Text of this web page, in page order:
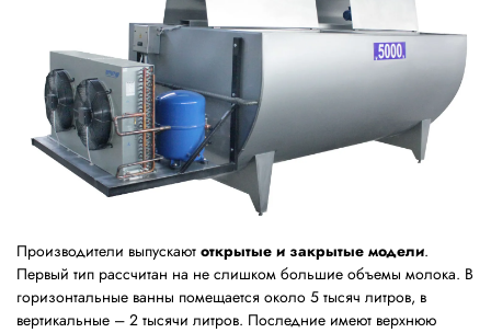
Производители выпускают открытые и закрытые модели.
Первый тип рассчитан на не слишком большие объемы молока. В
горизонтальные ванны помещается около 5 тысяч литров, в
вертикальные – 2 тысячи литров. Последние имеют верхнюю